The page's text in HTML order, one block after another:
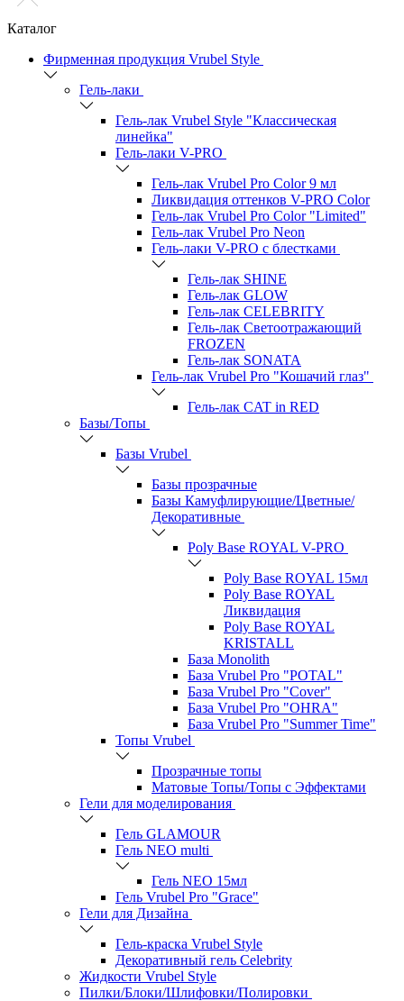
Каталог
Фирменная продукция Vrubel Style
Гель-лаки
Гель-лак Vrubel Style "Классическая
линейка"
Гель-лаки V-PRO
Гель-лак Vrubel Pro Color 9 мл
Ликвидация оттенков V-PRO Color
Гель-лак Vrubel Pro Color "Limited"
Гель-лак Vrubel Pro Neon
Гель-лаки V-PRO c блестками
Гель-лак SHINE
Гель-лак GLOW
Гель-лак CELEBRITY
Гель-лак Светоотражающий
FROZEN
Гель-лак SONATA
Гель-лак Vrubel Pro "Кошачий глаз"
Гель-лак CAT in RED
Базы/Топы
Базы Vrubel
Базы прозрачные
Базы Камуфлирующие/Цветные/
Декоративные
Poly Base ROYAL V-PRO
Poly Base ROYAL 15мл
Poly Base ROYAL
Ликвидация
Poly Base ROYAL
KRISTALL
База Monolith
База Vrubel Pro "POTAL"
База Vrubel Pro "Сover"
База Vrubel Pro "OHRA"
База Vrubel Pro "Summer Time"
Топы Vrubel
Прозрачные топы
Матовые Топы/Топы с Эффектами
Гели для моделирования
Гель GLAMOUR
Гель NEO multi
Гель NEO 15мл
Гель Vrubel Pro "Grace"
Гели для Дизайна
Гель-краска Vrubel Style
Декоративный гель Celebrity
Жидкости Vrubel Style
Пилки/Блоки/Шлифовки/Полировки